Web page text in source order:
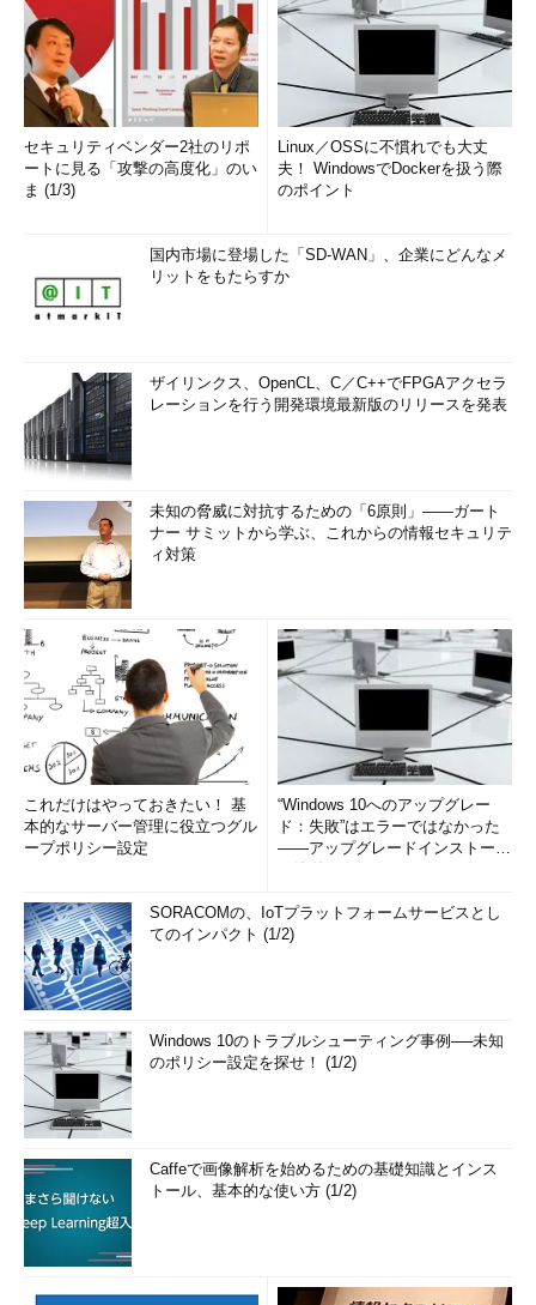
セキュリティベンダー2社のリポ
ートに見る「攻撃の高度化」のい
ま (1/3)
Linux／OSSに不慣れでも大丈
夫！ WindowsでDockerを扱う際
のポイント
国内市場に登場した「SD-WAN」、企業にどんなメ
リットをもたらすか
ザイリンクス、OpenCL、C／C++でFPGAアクセラ
レーションを行う開発環境最新版のリリースを発表
未知の脅威に対抗するための「6原則」――ガート
ナー サミットから学ぶ、これからの情報セキュリテ
ィ対策
これだけはやっておきたい！ 基
本的なサーバー管理に役立つグル
ープポリシー設定
“Windows 10へのアップグレー
ド：失敗”はエラーではなかった
――アップグレードインストール
SORACOMの、IoTプラットフォームサービスとし
てのインパクト (1/2)
Windows 10のトラブルシューティング事例──未知
のポリシー設定を探せ！ (1/2)
Caffeで画像解析を始めるための基礎知識とインス
トール、基本的な使い方 (1/2)